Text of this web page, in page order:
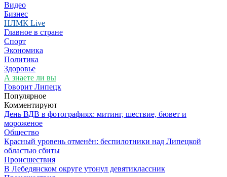
Видео
Бизнес
НЛМК Live
Главное в стране
Спорт
Экономика
Политика
Здоровье
А знаете ли вы
Говорит Липецк
Популярное
Комментируют
День ВДВ в фотографиях: митинг, шествие, бювет и
мороженое
Общество
Красный уровень отменён: беспилотники над Липецкой
областью сбиты
Происшествия
В Лебедянском округе утонул девятиклассник